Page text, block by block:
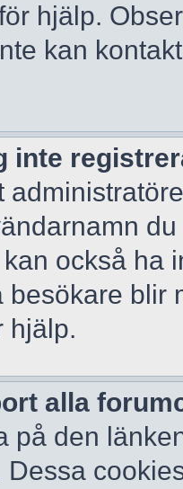
hjälp.
kan
inte
också ha
besökare blir
hjälp.
alla
på den
Dessa